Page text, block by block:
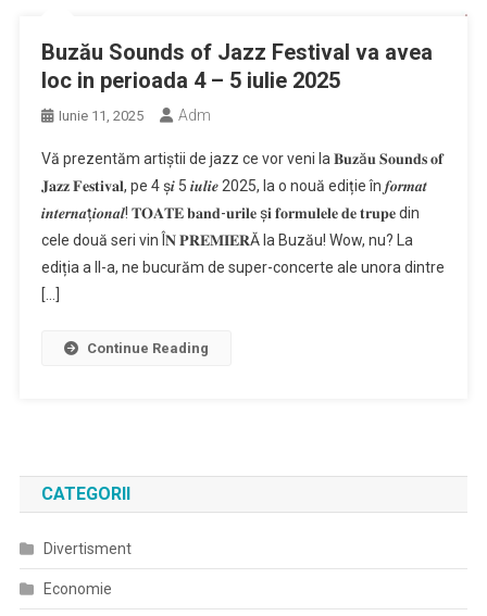
Buzău Sounds of Jazz Festival va avea
loc in perioada 4 – 5 iulie 2025
Iunie 11, 2025 Adm
Vă prezentăm artiștii de jazz ce vor veni la 𝐁𝐮𝐳ă𝐮 𝐒𝐨𝐮𝐧𝐝𝐬 𝐨𝐟
𝐉𝐚𝐳𝐳 𝐅𝐞𝐬𝐭𝐢𝐯𝐚𝐥, pe 4 ș𝒊 5 𝒊𝒖𝒍𝒊𝒆 2025, la o nouă ediție în 𝒇𝒐𝒓𝒎𝒂𝒕
𝒊𝒏𝒕𝒆𝒓𝒏𝒂ț𝒊𝒐𝒏𝒂𝒍! 𝐓𝐎𝐀𝐓𝐄 𝐛𝐚𝐧𝐝-𝐮𝐫𝐢𝐥𝐞 ș𝐢 𝐟𝐨𝐫𝐦𝐮𝐥𝐞𝐥𝐞 𝐝𝐞 𝐭𝐫𝐮𝐩𝐞 din
cele două seri vin Î𝐍 𝐏𝐑𝐄𝐌𝐈𝐄𝐑Ă la Buzău! Wow, nu? La
ediția a II-a, ne bucurăm de super-concerte ale unora dintre
[…]
Continue Reading
CATEGORII
Divertisment
Economie